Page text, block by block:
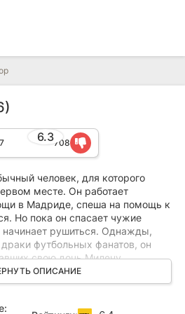
6.3708
человек, для которого
месте. Он работает
в Мадриде, спеша на помощь к
Но пока он спасает чужие
начинает рушиться. Однажды,
футбольных фанатов, он
свою дочь Милену.
к радикальной
превратившись из нежной и
понять, что толкнуло её на этот
ОПИСАНИЕ